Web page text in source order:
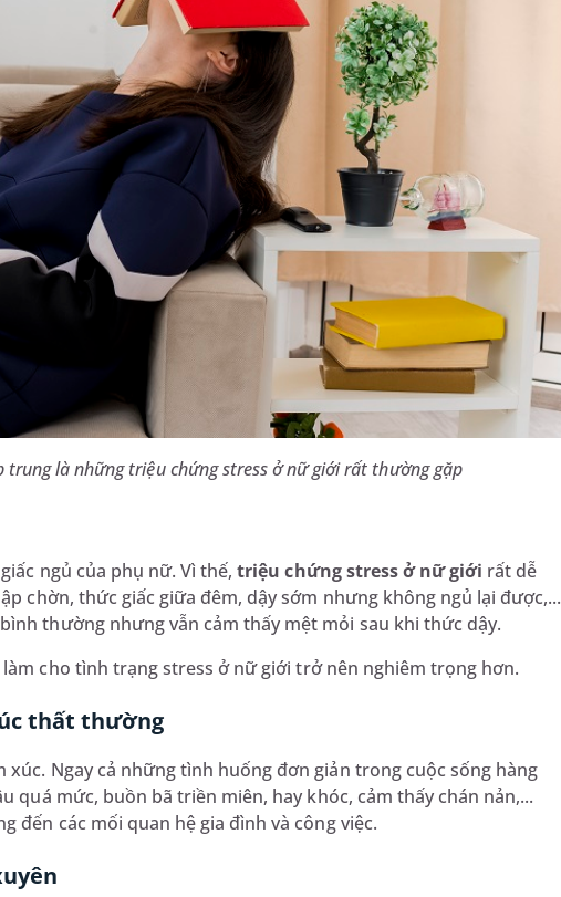
trung là những triệu chứng stress ở nữ giới rất thường gặp
ngủ của phụ nữ. Vì thế, triệu chứng stress ở nữ giới rất dễ
chờn, thức giấc giữa đêm, dậy sớm nhưng không ngủ lại được,...
thường nhưng vẫn cảm thấy mệt mỏi sau khi thức dậy.
cho tình trạng stress ở nữ giới trở nên nghiêm trọng hơn.
thất thường
Ngay cả những tình huống đơn giản trong cuộc sống hàng
quá mức, buồn bã triền miên, hay khóc, cảm thấy chán nản,...
đến các mối quan hệ gia đình và công việc.